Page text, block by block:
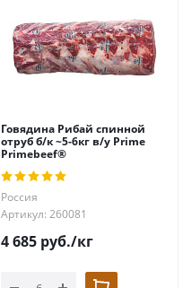
Говядина Рибай спинной
отруб б/к ~5-6кг в/у Prime
Primebeef®
Россия
Артикул: 260081
4 685 руб./кг